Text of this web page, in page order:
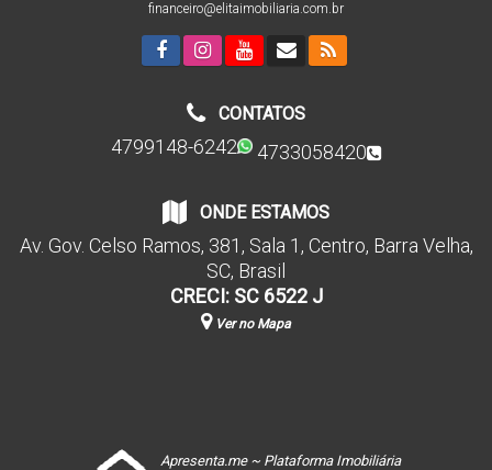
financeiro@elitaimobiliaria.com.br
CONTATOS
4799148-6242 4733058420
ONDE ESTAMOS
Av. Gov. Celso Ramos, 381 , Sala 1 , Centro, Barra Velha,
SC, Brasil
CRECI: SC 6522 J
Ver no Mapa
Apresenta.me ~ Plataforma Imobiliária